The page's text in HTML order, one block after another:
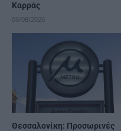
Καρράς
06/08/2026
Θεσσαλονίκη: Προσωρινές